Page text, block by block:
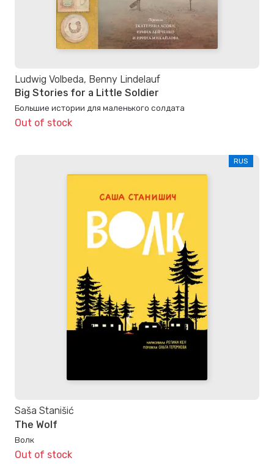
Ludwig Volbeda, Benny Lindelauf
Big Stories for a Little Soldier
Большие истории для маленького солдата
Out of stock
RUS
Saša Stanišić
The Wolf
Волк
Out of stock